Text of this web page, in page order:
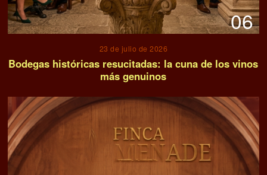
06
23 de julio de 2026
Bodegas históricas resucitadas: la cuna de los vinos
más genuinos